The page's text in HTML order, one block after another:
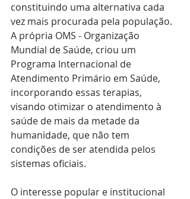
constituindo uma alternativa cada
vez mais procurada pela população.
A própria OMS - Organização
Mundial de Saúde, criou um
Programa Internacional de
Atendimento Primário em Saúde,
incorporando essas terapias,
visando otimizar o atendimento à
saúde de mais da metade da
humanidade, que não tem
condições de ser atendida pelos
sistemas oficiais.
O interesse popular e institucional